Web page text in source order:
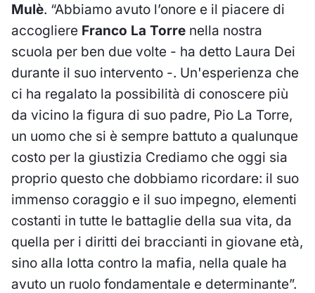
Mulè. “Abbiamo avuto l’onore e il piacere di
accogliere Franco La Torre nella nostra
scuola per ben due volte - ha detto Laura Dei
durante il suo intervento -. Un'esperienza che
ci ha regalato la possibilità di conoscere più
da vicino la figura di suo padre, Pio La Torre,
un uomo che si è sempre battuto a qualunque
costo per la giustizia Crediamo che oggi sia
proprio questo che dobbiamo ricordare: il suo
immenso coraggio e il suo impegno, elementi
costanti in tutte le battaglie della sua vita, da
quella per i diritti dei braccianti in giovane età,
sino alla lotta contro la mafia, nella quale ha
avuto un ruolo fondamentale e determinante”.